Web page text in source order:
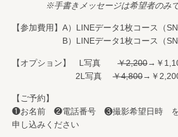
※手書きメッセージは希望者のみ
【参加費用】A）LINEデータ1枚コース（
B）LINEデータ1枚コース（SNS
【オプション】 L写真 ￥2,200→￥
2L写真 ￥4,800→￥
【ご予約】
❶お名前 ❷電話番号 ❸撮影希望日時 を
申し込みください